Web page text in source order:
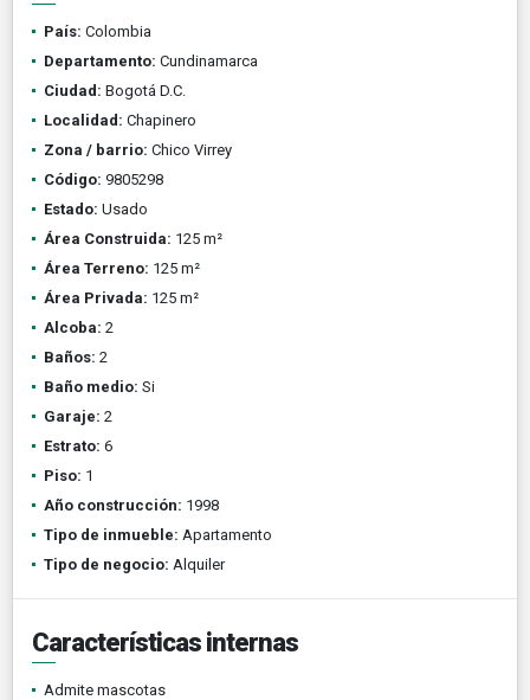
País: Colombia
Departamento: Cundinamarca
Ciudad: Bogotá D.C.
Localidad: Chapinero
Zona / barrio: Chico Virrey
Código: 9805298
Estado: Usado
Área Construida: 125 m²
Área Terreno: 125 m²
Área Privada: 125 m²
Alcoba: 2
Baños: 2
Baño medio: Si
Garaje: 2
Estrato: 6
Piso: 1
Año construcción: 1998
Tipo de inmueble: Apartamento
Tipo de negocio: Alquiler
Características internas
Admite mascotas